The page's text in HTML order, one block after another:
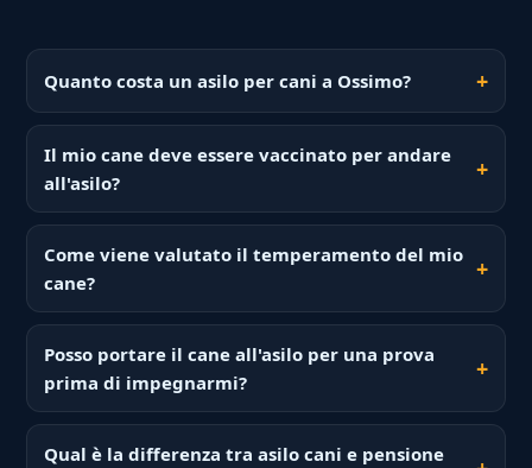
Quanto costa un asilo per cani a Ossimo?
Il mio cane deve essere vaccinato per andare
all'asilo?
Come viene valutato il temperamento del mio
cane?
Posso portare il cane all'asilo per una prova
prima di impegnarmi?
Qual è la differenza tra asilo cani e pensione